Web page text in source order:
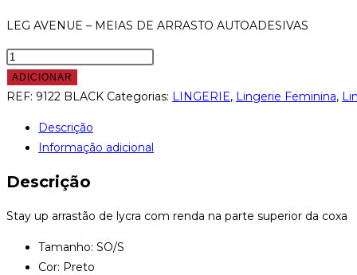
LEG AVENUE – MEIAS DE ARRASTO AUTOADESIVAS
Quantidade
de
LEG
MEIAS
DE
AUTOADESIVAS
ADICIONAR
REF: 9122 BLACK Categorias: LINGERIE, Lingerie Feminina,
Descrição
Informação adicional
Descrição
Stay up arrastão de lycra com renda na parte superior da coxa
Tamanho: SO/S
Cor: Preto